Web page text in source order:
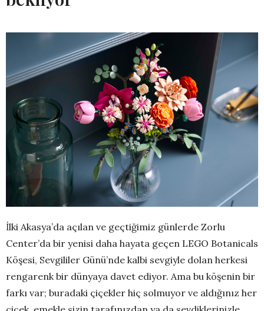
İlki Akasya’da açılan ve geçtiğimiz günlerde Zorlu
Center’da bir yenisi daha hayata geçen LEGO Botanicals
Köşesi, Sevgililer Günü’nde kalbi sevgiyle dolan herkesi
rengarenk bir dünyaya davet ediyor. Ama bu köşenin bir
farkı var; buradaki çiçekler hiç solmuyor ve aldığınız her